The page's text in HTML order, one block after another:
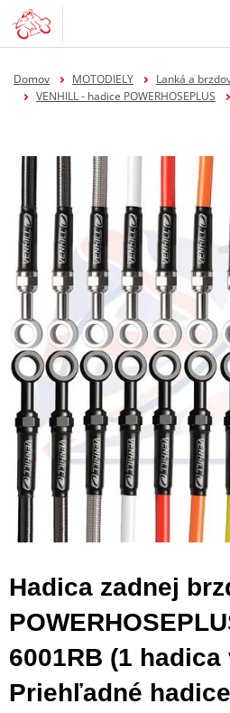
Domov MOTODIELY
Lanká a
VENHILL - hadice POWERHOSEPLUS
Hadica zadnej
6001RB (1 hadica
Priehľadné